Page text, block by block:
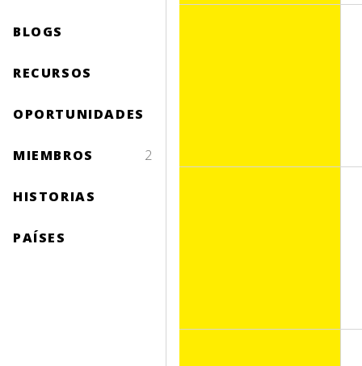
BLOGS
RECURSOS
OPORTUNIDADES
MIEMBROS 2
HISTORIAS
PAÍSES